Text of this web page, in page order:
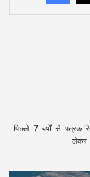
पिछले 7 वर्षों से
लेकर